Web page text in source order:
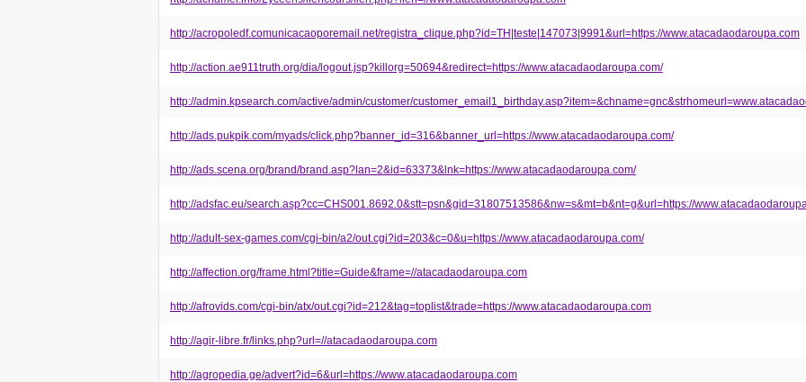
http://acropoledf.comunicacaoporemail.net/registra_clique.php?id=TH|teste|147073|9991&url=https://www.atacadaodaroupa.com
http://action.ae911truth.org/dia/logout.jsp?killorg=50694&redirect=https://www.atacadaodaroupa.com/
http://admin.kpsearch.com/active/admin/customer/
http://ads.pukpik.com/myads/click.php?banner_id=316&banner_url=https://www.atacadaodaroupa.com/
http://ads.scena.org/brand/brand.asp?lan=2&id=63373&lnk=https://www.atacadaodaroupa.com/
http://adsfac.eu/search.asp?cc=CHS001.8692.0&stt=psn&gid=31807513586&nw=s&mt=b&nt=g&url=https://
http://adult-sex-games.com/cgi-bin/a2/out.cgi?id=203&c=0&u=https://www.atacadaodaroupa.com/
http://affection.org/frame.html?title=Guide&frame=//atacadaodaroupa.com
http://afrovids.com/cgi-bin/atx/out.cgi?id=212&tag=toplist&trade=https://www.atacadaodaroupa.com
http://agir-libre.fr/links.php?url=//atacadaodaroupa.com
http://agropedia.ge/advert?id=6&url=https://www.atacadaodaroupa.com